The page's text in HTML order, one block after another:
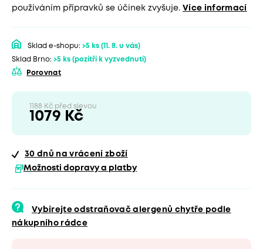
používáním přípravků se účinek zvyšuje. Více informací
Sklad e-shopu: >5 ks (11. 8. u vás)
Sklad Brno: >5 ks (pozítří k vyzvednutí)
Porovnat
1188 Kč před slevou
1079 Kč
30 dnů na vrácení zboží
Možnosti dopravy a platby
Vybírejte odstraňovač alergenů chytře podle
nákupního rádce